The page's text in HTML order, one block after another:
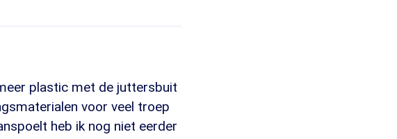
plastic met de juttersbuit
voor veel troep
heb ik nog niet eerder